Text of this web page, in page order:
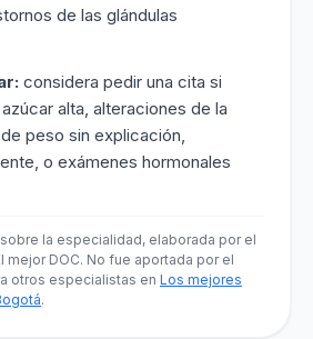
de las glándulas
considera pedir una cita si
alta, alteraciones de la
peso sin explicación,
o exámenes hormonales
la especialidad, elaborada por el
mejor DOC. No fue aportada por el
otros especialistas en Los mejores
.